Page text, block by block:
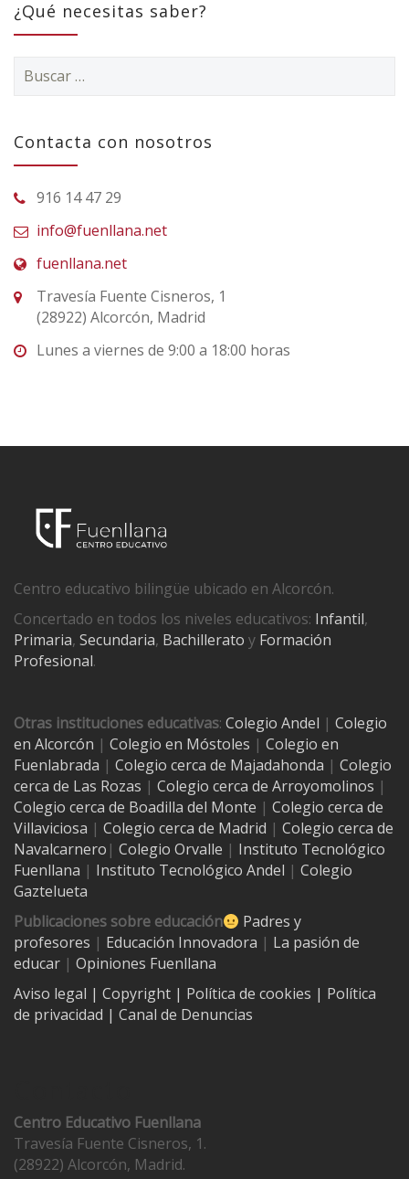
¿Qué necesitas saber?
Buscar:
Contacta con nosotros
916 14 47 29
info@fuenllana.net
fuenllana.net
Travesía Fuente Cisneros, 1
(28922) Alcorcón, Madrid
Lunes a viernes de 9:00 a 18:00 horas
Centro educativo bilingüe ubicado en Alcorcón.
Concertado en todos los niveles educativos: Infantil,
Primaria, Secundaria, Bachillerato y Formación
Profesional.
Otras instituciones educativas: Colegio Andel | Colegio
en Alcorcón | Colegio en Móstoles | Colegio en
Fuenlabrada | Colegio cerca de Majadahonda | Colegio
cerca de Las Rozas | Colegio cerca de Arroyomolinos |
Colegio cerca de Boadilla del Monte | Colegio cerca de
Villaviciosa | Colegio cerca de Madrid | Colegio cerca de
Navalcarnero | Colegio Orvalle | Instituto Tecnológico
Fuenllana | Instituto Tecnológico Andel | Colegio
Gaztelueta
Publicaciones sobre educación
Padres y
profesores | Educación Innovadora | La pasión de
educar | Opiniones Fuenllana
Aviso legal | Copyright | Política de cookies | Política
de privacidad | Canal de Denuncias
Centro Educativo Fuenllana
Travesía Fuente Cisneros, 1.
(28922) Alcorcón, Madrid.